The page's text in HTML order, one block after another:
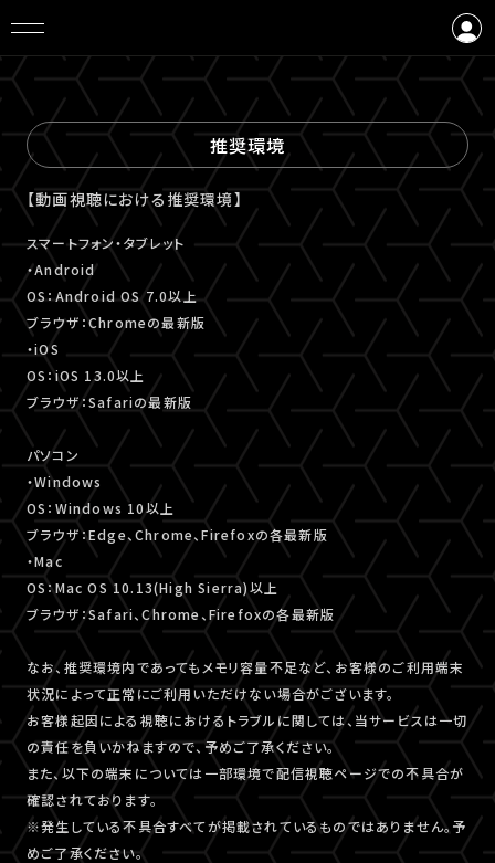
会員登録
推奨環境
【動画視聴における推奨環境】
スマートフォン・タブレット
・Android
OS：Android OS 7.0以上
ブラウザ：Chromeの最新版
・iOS
OS：iOS 13.0以上
ブラウザ：Safariの最新版
パソコン
・Windows
OS：Windows 10以上
ブラウザ：Edge、Chrome、Firefoxの各最新版
・Mac
OS：Mac OS 10.13(High Sierra)以上
ブラウザ：Safari、Chrome、Firefoxの各最新版
なお、推奨環境内であってもメモリ容量不足など、お客様のご利用端末
状況によって正常にご利用いただけない場合がございます。
お客様起因による視聴におけるトラブルに関しては、当サービスは一切
の責任を負いかねますので、予めご了承ください。
また、以下の端末については一部環境で配信視聴ページでの不具合が
確認されております。
※発生している不具合すべてが掲載されているものではありません。予
めご了承ください。